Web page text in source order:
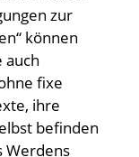
zur
können
auch
fixe
ihre
befinden
Werdens